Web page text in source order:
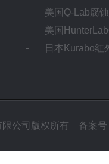
美国Q-Lab腐
美国
日本Kurabo红
限公司版权所有 备案